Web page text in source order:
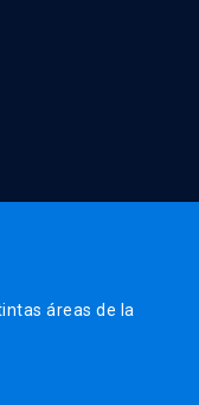
áreas de la